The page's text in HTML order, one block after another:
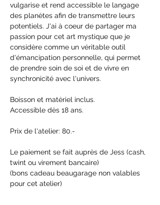
vulgarise et rend accessible le langage
des planètes afin de transmettre leurs
potentiels. J'ai à coeur de partager ma
passion pour cet art mystique que je
considère comme un véritable outil
d'émancipation personnelle, qui permet
de prendre soin de soi et de vivre en
synchronicité avec l'univers.
Boisson et matériel inclus.
Accessible dès 18 ans.
Prix de l'atelier: 80.-
Le paiement se fait auprès de Jess (cash,
twint ou virement bancaire)
(bons cadeau beaugarage non valables
pour cet atelier)